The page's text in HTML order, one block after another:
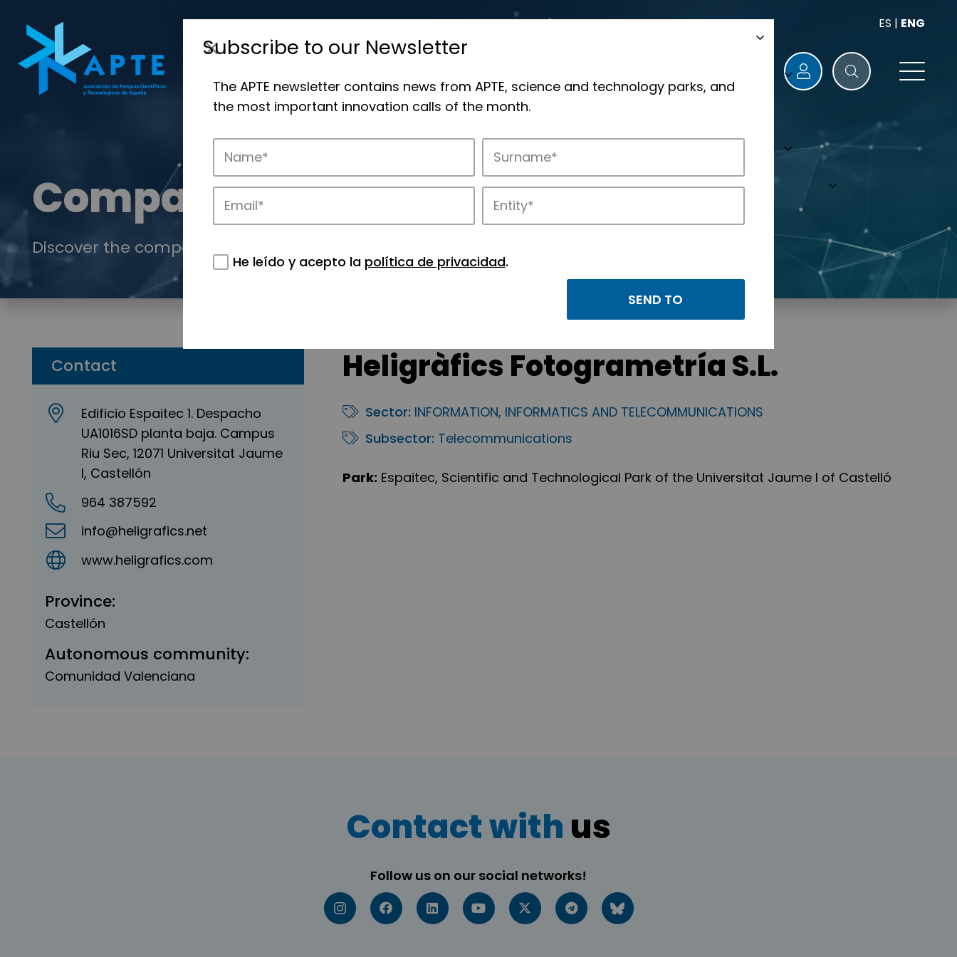
ES | ENG
Companies
Discover the companies that drive innovation in APTE’s parks.
Contact
Edificio Espaitec 1. Despacho
UA1016SD planta baja. Campus
Riu Sec, 12071 Universitat Jaume
I, Castellón
964 387592
info@heligrafics.net
www.heligrafics.com
Province:
Castellón
Autonomous community:
Comunidad Valenciana
Heligràfics Fotogrametría S.L.
Sector: INFORMATION, INFORMATICS AND TELECOMMUNICATIONS
Subsector: Telecommunications
Park: Espaitec, Scientific and Technological Park of the Universitat Jaume I of Castelló
Contact with us
Follow us on our social networks!
Subscribe to our Newsletter
The APTE newsletter contains news from APTE, science and technology parks, and
the most important innovation calls of the month.
He leído y acepto la política de privacidad.